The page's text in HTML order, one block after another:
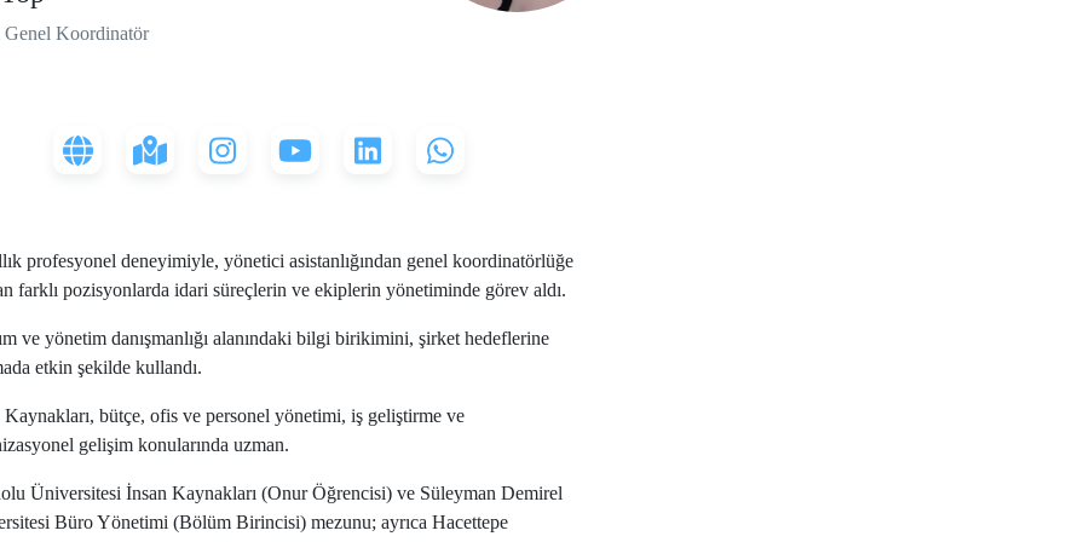
Koordinatör
profesyonel deneyimiyle, yönetici asistanlığından genel koordinatörlüğe
farklı pozisyonlarda idari süreçlerin ve ekiplerin yönetiminde görev aldı.
ve yönetim danışmanlığı alanındaki bilgi birikimini, şirket hedeflerine
etkin şekilde kullandı.
Kaynakları, bütçe, ofis ve personel yönetimi, iş geliştirme ve
gelişim konularında uzman.
Üniversitesi İnsan Kaynakları (Onur Öğrencisi) ve Süleyman Demirel
Büro Yönetimi (Bölüm Birincisi) mezunu; ayrıca Hacettepe